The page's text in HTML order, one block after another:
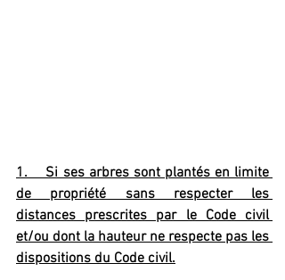
1.    Si ses arbres sont plantés en limite
de propriété sans respecter les
distances prescrites par le Code civil
et/ou dont la hauteur ne respecte pas les
dispositions du Code civil.